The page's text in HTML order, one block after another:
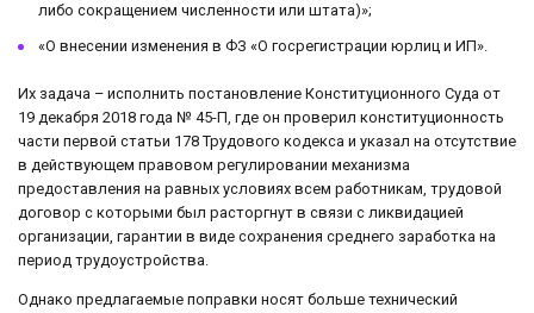
либо сокращением численности или штата)»;
«О внесении изменения в ФЗ «О госрегистрации юрлиц и ИП».
Их задача – исполнить постановление Конституционного Суда от
19 декабря 2018 года № 45-П, где он проверил конституционность
части первой статьи 178 Трудового кодекса и указал на отсутствие
в действующем правовом регулировании механизма
предоставления на равных условиях всем работникам, трудовой
договор с которыми был расторгнут в связи с ликвидацией
организации, гарантии в виде сохранения среднего заработка на
период трудоустройства.
Однако предлагаемые поправки носят больше технический